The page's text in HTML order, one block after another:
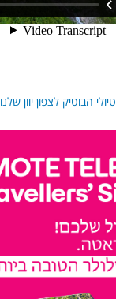
טיולי הבוטיק לצפון יוון שלנו